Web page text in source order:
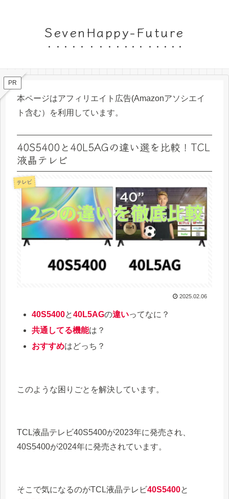
SevenHappy-Future
PR
本ページはアフィリエイト広告(Amazonアソシエイ
ト含む）を利用しています。
40S5400と40L5AGの違い選を比較！TCL
液晶テレビ
テレビ
2025.02.06
40S5400と40L5AGの違いってなに？
共通してる機能は？
おすすめはどっち？
このような困りごとを解決しています。
TCL液晶テレビ40S5400が2023年に発売され、
40S5400が2024年に発売されています。
そこで気になるのがTCL液晶テレビ40S5400と